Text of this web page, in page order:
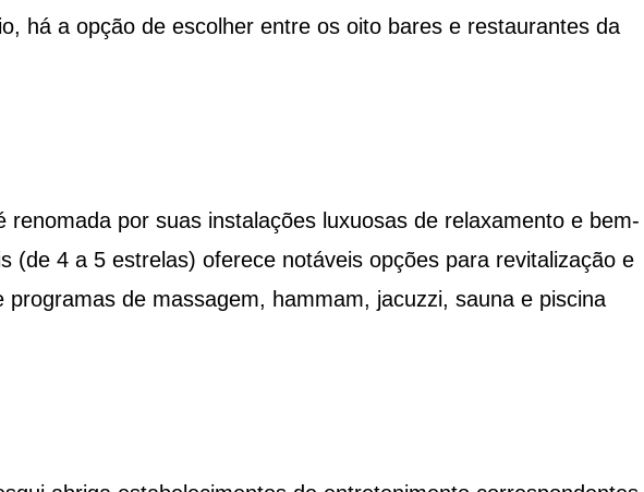
há a opção de escolher entre os oito bares e restaurantes da
renomada por suas instalações luxuosas de relaxamento e bem-
(de 4 a 5 estrelas) oferece notáveis opções para revitalização e
programas de massagem, hammam, jacuzzi, sauna e piscina